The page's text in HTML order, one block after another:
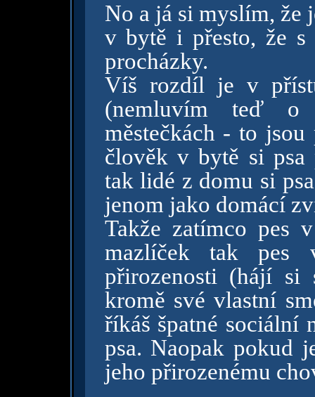
No a já si myslím, že
v bytě i přesto, že s
procházky.
Víš rozdíl je v
(nemluvím teď o
městečkách - to
člověk v bytě si psa
tak lidé z domu si
jenom jako domácí
Takže zatímco pes
mazlíček tak pes
přirozenosti (hájí
kromě své vlastní
říkáš špatné sociální
psa. Naopak pokud
jeho přirozenému